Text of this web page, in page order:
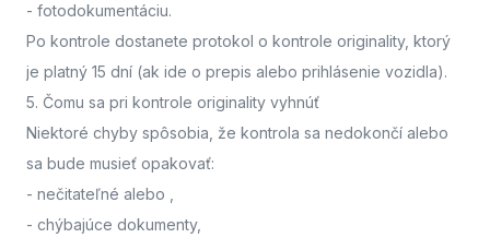
- fotodokumentáciu.
Po kontrole dostanete protokol o kontrole originality, ktorý
je platný 15 dní (ak ide o prepis alebo prihlásenie vozidla).
5. Čomu sa pri kontrole originality vyhnúť
Niektoré chyby spôsobia, že kontrola sa nedokončí alebo
sa bude musieť opakovať:
- nečitateľné alebo
- chýbajúce dokumenty,